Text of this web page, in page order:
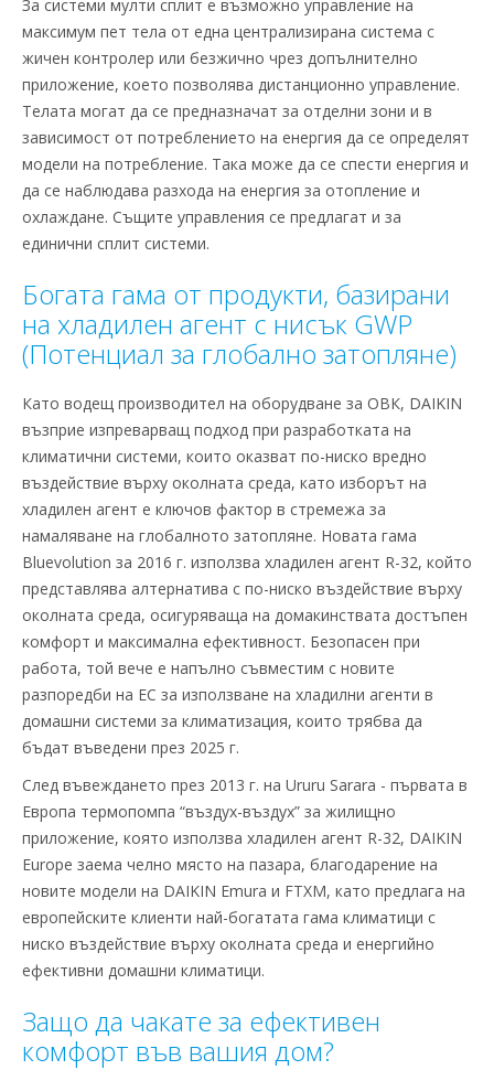
За системи мулти сплит е възможно управление на
максимум пет тела от една централизирана система с
жичен контролер или безжично чрез допълнително
приложение, което позволява дистанционно управление.
Телата могат да се предназначат за отделни зони и в
зависимост от потреблението на енергия да се определят
модели на потребление. Така може да се спести енергия и
да се наблюдава разхода на енергия за отопление и
охлаждане. Същите управления се предлагат и за
единични сплит системи.
Богата гама от продукти, базирани
на хладилен агент с нисък GWP
(Потенциал за глобално затопляне)
Като водещ производител на оборудване за ОВК, DAIKIN
възприе изпреварващ подход при разработката на
климатични системи, които оказват по-ниско вредно
въздействие върху околната среда, като изборът на
хладилен агент е ключов фактор в стремежа за
намаляване на глобалното затопляне. Новата гама
Bluevolution за 2016 г. използва хладилен агент R-32, който
представлява алтернатива с по-ниско въздействие върху
околната среда, осигуряваща на домакинствата достъпен
комфорт и максимална ефективност. Безопасен при
работа, той вече е напълно съвместим с новите
разпоредби на ЕС за използване на хладилни агенти в
домашни системи за климатизация, които трябва да
бъдат въведени през 2025 г.
След въвеждането през 2013 г. на Ururu Sarara - първата в
Европа термопомпа “въздух-въздух” за жилищно
приложение, която използва хладилен агент R-32, DAIKIN
Europe заема челно място на пазара, благодарение на
новите модели на DAIKIN Emura и FTXM, като предлага на
европейските клиенти най-богатата гама климатици с
ниско въздействие върху околната среда и енергийно
ефективни домашни климатици.
Защо да чакате за ефективен
комфорт във вашия дом?